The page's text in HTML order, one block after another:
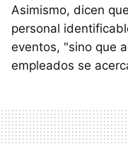
Asimismo, dicen
personal
eventos, "sino que
empleados se